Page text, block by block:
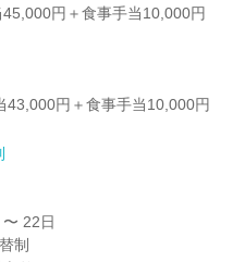
円＋食事手当10,000円
22日
制